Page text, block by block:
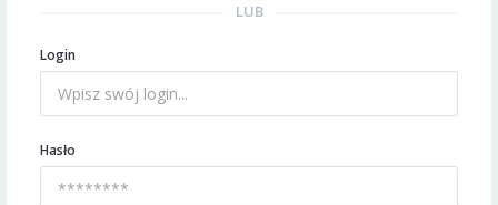
LUB
Login
Hasło